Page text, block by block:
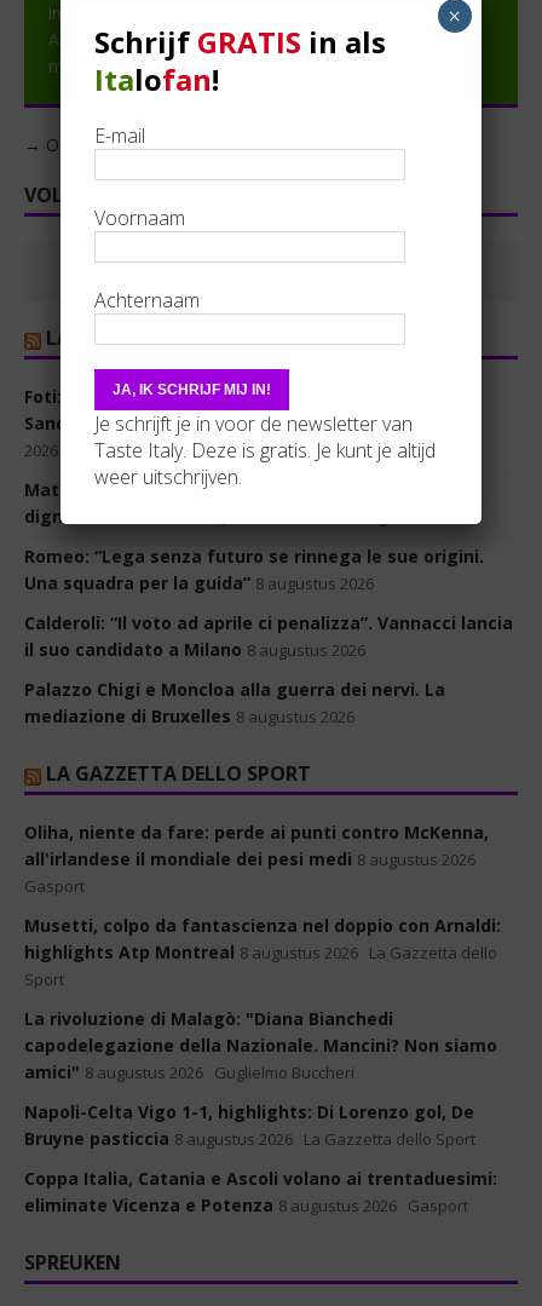
in Heist-op-den-Berg. Samen met Marco Bonfante en
Andrea Biagini nodigen ze je uit om kennis te komen
maken [lees verder]
→ Of zoek per rubriek | per regio
VOLG ONS OP FACEBOOK
LA REPUBBLICA
Foti: “La loro una rappresaglia. Ceuta il fallimento di
Sanchez, terremo il punto fino a fine crisi” 8 augustus
2026
Mattarella e la crisi migranti: “Sia rispettata la loro
dignità”. Roma-Madrid, lite continua
Romeo: “Lega senza futuro se rinnega le sue origini.
Una squadra per la guida” 8 augustus 2026
Calderoli: “Il voto ad aprile ci penalizza”. Vannacci lancia
il suo candidato a Milano 8 augustus 2026
Palazzo Chigi e Moncloa alla guerra dei nervi. La
mediazione di Bruxelles 8 augustus 2026
LA GAZZETTA DELLO SPORT
Oliha, niente da fare: perde ai punti contro McKenna,
all'irlandese il mondiale dei pesi medi 8 augustus 2026
Gasport
Musetti, colpo da fantascienza nel doppio con Arnaldi:
highlights Atp Montreal 8 augustus 2026 La Gazzetta dello
Sport
La rivoluzione di Malagò: "Diana Bianchedi
capodelegazione della Nazionale. Mancini? Non siamo
amici" 8 augustus 2026 Guglielmo Buccheri
Napoli-Celta Vigo 1-1, highlights: Di Lorenzo gol, De
Bruyne pasticcia 8 augustus 2026 La Gazzetta dello Sport
Coppa Italia, Catania e Ascoli volano ai trentaduesimi:
eliminate Vicenza e Potenza 8 augustus 2026 Gasport
SPREUKEN
Schrijf GRATIS in als
Italofan!
E-mail
Voornaam
Achternaam
Je schrijft je in voor de newsletter van
Taste Italy. Deze is gratis. Je kunt je altijd
weer uitschrijven.
×